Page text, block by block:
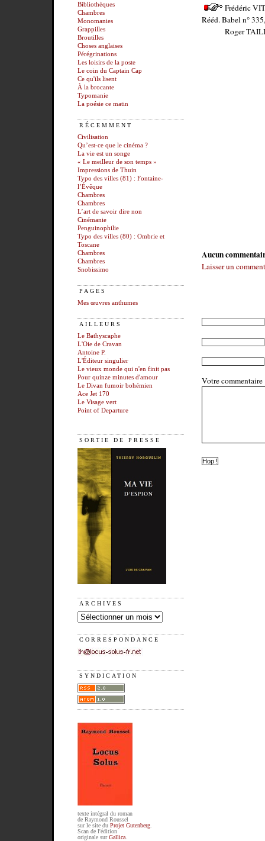
Bibliothèques
Chambres
Monomanies
Grappilles
Broutilles
Choses anglaises
Pérégrinations
Les loisirs de la poste
Le coin du Captain Cap
Ce qu'ils lisent
À la brocante
Typomanie
La poésie ce matin
RÉCEMMENT
Civilisation
Qu’est-ce que le cinéma ?
La vie est un songe
« Le meilleur de son temps »
Impressions de Thuin
Typo des villes (81) : Fontaine-
l’Évêque
Chambres
Chambres
L’art de savoir dire non
Cinémanie
Penguinophilie
Typo des villes (80) : Ombrie et
Toscane
Chambres
Chambres
Snobissimo
PAGES
Mes œuvres anthumes
AILLEURS
Le Bathyscaphe
L'Oie de Cravan
Antoine P.
L'Éditeur singulier
Le vieux monde qui n'en finit pas
Pour quinze minutes d'amour
Le Divan fumoir bohémien
Ace Jet 170
Le Visage vert
Point of Departure
SORTIE DE PRESSE
ARCHIVES
CORRESPONDANCE
SYNDICATION
texte intégral du roman
de Raymond Roussel
sur le site du Projet Gutenberg.
Scan de l'édition
originale surGallica.
Frédéric
Rééd. Babel n°
Roger
Aucun
Laisser un
Votre commentaire